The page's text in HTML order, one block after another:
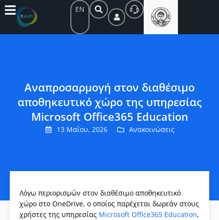
EN
Αναπροσαρμογή στον διαθέσιμο
αποθηκευτικό χώρο της υπηρεσίας
Microsoft Office365 Education
13 Μαΐου, 2026 Ανακοινώσεις
Λόγω περιορισμών στον διαθέσιμο αποθηκευτικό
χώρο στο OneDrive, ο οποίος παρέχεται δωρεάν στους
χρήστες της υπηρεσίας Microsoft Office365 Education,